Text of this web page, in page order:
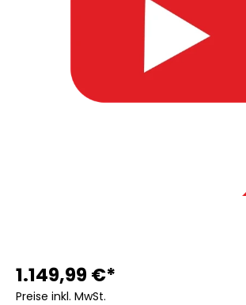
1.149,99 €*
Preise inkl. MwSt.